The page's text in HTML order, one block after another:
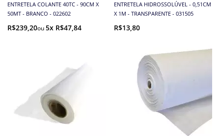
ENTRETELA COLANTE 40TC - 90CM X
50MT - BRANCO - 022602
R$239,20 5x R$47,84
ENTRETELA HIDROSSOLÚVEL - 0,51CM
X 1M - TRANSPARENTE - 031505
R$13,80